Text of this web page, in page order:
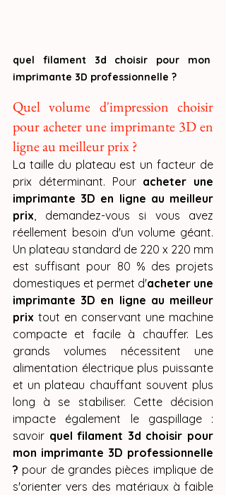
quel filament 3d choisir pour mon
imprimante 3D professionnelle ?
Quel volume d'impression choisir
pour acheter une imprimante 3D en
ligne au meilleur prix ?
La taille du plateau est un facteur de
prix déterminant. Pour acheter une
imprimante 3D en ligne au meilleur
prix, demandez-vous si vous avez
réellement besoin d'un volume géant.
Un plateau standard de 220 x 220 mm
est suffisant pour 80 % des projets
domestiques et permet d'acheter une
imprimante 3D en ligne au meilleur
prix tout en conservant une machine
compacte et facile à chauffer. Les
grands volumes nécessitent une
alimentation électrique plus puissante
et un plateau chauffant souvent plus
long à se stabiliser. Cette décision
impacte également le gaspillage :
savoir quel filament 3d choisir pour
mon imprimante 3D professionnelle
? pour de grandes pièces implique de
s'orienter vers des matériaux à faible